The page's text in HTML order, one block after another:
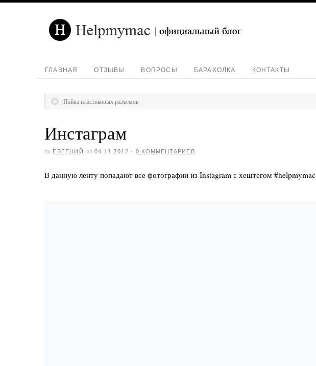
ГЛАВНАЯ ОТЗЫВЫ ВОПРОСЫ БАРАХОЛКА КОНТАКТЫ
Пайка пластиковых разъемов
Инстаграм
by ЕВГЕНИЙ on 04.11.2012 ·0 КОММЕНТАРИЕВ
В данную ленту попадают все фотографии из Instagram с хештегом #helpmymac